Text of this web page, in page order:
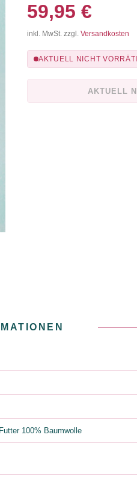
59,95 €
inkl. MwSt. zzgl. Versandkosten
AKTUELL NICHT
AKTUELL
100% Baumwolle